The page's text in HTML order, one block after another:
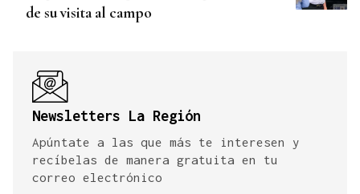
de su visita al campo
Newsletters La Región
Apúntate a las que más te interesen y
recíbelas de manera gratuita en tu
correo electrónico